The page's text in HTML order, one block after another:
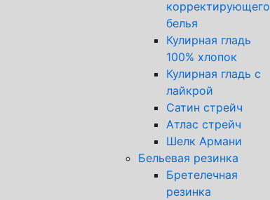
корректирующего
белья
Кулирная гладь
100% хлопок
Кулирная гладь с
лайкрой
Сатин стрейч
Атлас стрейч
Шелк Армани
Бельевая резинка
Бретелечная
резинка